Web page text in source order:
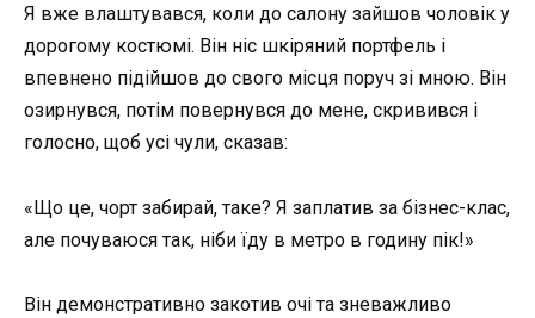
Я вже влаштувався, коли до салону зайшов чоловік у
дорогому костюмі. Він ніс шкіряний портфель і
впевнено підійшов до свого місця поруч зі мною. Він
озирнувся, потім повернувся до мене, скривився і
голосно, щоб усі чули, сказав:
«Що це, чорт забирай, таке? Я заплатив за бізнес-клас,
але почуваюся так, ніби їду в метро в годину пік!»
Він демонстративно закотив очі та зневажливо